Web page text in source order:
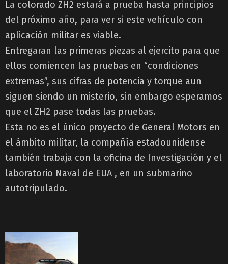
La colorado ZH2 estará a prueba hasta principios
del próximo año, para ver si este vehículo con
aplicación militar es viable.
Entregaran las primeras piezas al ejercito para que
ellos comiencen las pruebas en “condiciones
extremas”, sus cifras de potencia y torque aun
siguen siendo un misterio, sin embargo esperamos
que el ZH2 pase todas las pruebas.
Esta no es el único proyecto de General Motors en
el ámbito militar, la compañía estadounidense
también trabaja con la oficina de Investigación y el
laboratorio Naval de EUA , en un submarino
autotripulado.